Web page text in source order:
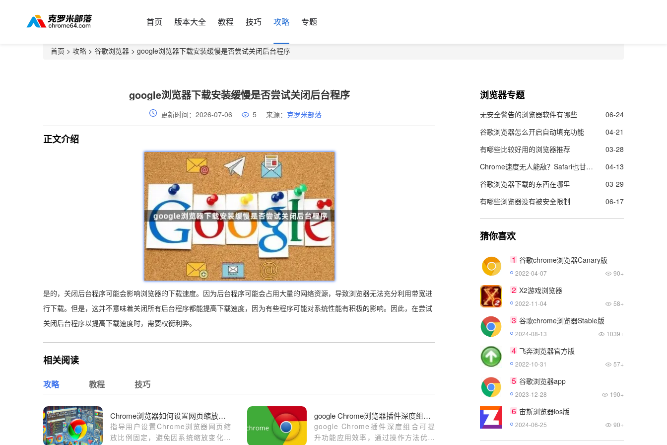
首页 版本大全 教程 技巧 攻略 专题
首页 > 攻略 > 谷歌浏览器 > google浏览器下载安装缓慢是否尝试关闭后台程序
google浏览器下载安装缓慢是否尝试关闭后台程序
更新时间：2026-07-06 5 来源： 克罗米部落
正文介绍
是的，关闭后台程序可能会影响浏览器的下载速度。因为后台程序可能会占用大量的网络资源，导致浏览器无法充分利用带宽进
行下载。但是，这并不意味着关闭所有后台程序都能提高下载速度，因为有些程序可能对系统性能有积极的影响。因此，在尝试
关闭后台程序以提高下载速度时，需要权衡利弊。
相关阅读
攻略 教程 技巧
Chrome浏览器如何设置网页缩放固定不随系统变化
指导用户设置Chrome浏览器网页缩
放比例固定，避免因系统缩放变化导
google Chrome浏览器插件深度组合操作
google Chrome插件深度组合可提
升功能应用效率，通过操作方法优化
浏览器专题
无安全警告的浏览器软件有哪些
06-24
谷歌浏览器怎么开启自动填充功能
04-21
有哪些比较好用的浏览器推荐
03-28
Chrome速度无人能敌？Safari也甘拜下风
04-13
谷歌浏览器下载的东西在哪里
03-29
有哪些浏览器没有被安全限制
06-17
猜你喜欢
1 谷歌chrome浏览器Canary版
2022-04-07 90+
2 X2游戏浏览器
2022-11-04 58+
3 谷歌chrome浏览器Stable版
2024-08-13 1039+
4 飞奔浏览器官方版
2022-10-31 57+
5 谷歌浏览器app
2023-12-28 190+
6 宙斯浏览器ios版
2024-06-25 90+